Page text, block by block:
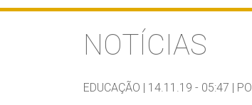
NOTÍCIAS
EDUCAÇÃO | 14.11.19 - 05:47 |